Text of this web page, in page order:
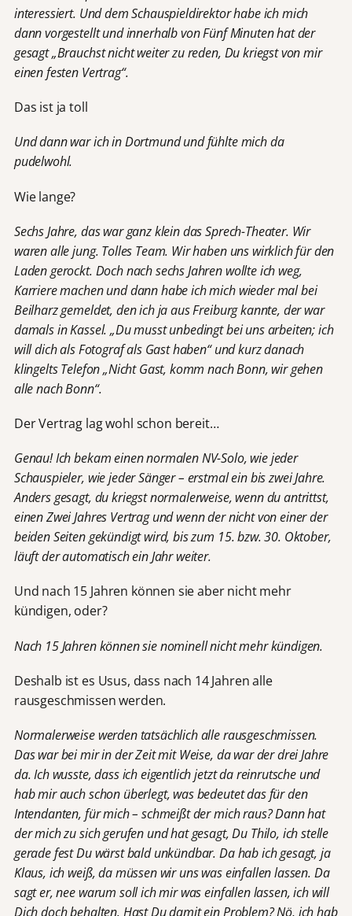
interessiert. Und dem Schauspieldirektor habe ich mich
dann vorgestellt und innerhalb von Fünf Minuten hat der
gesagt „Brauchst nicht weiter zu reden, Du kriegst von mir
einen festen Vertrag“.
Das ist ja toll
Und dann war ich in Dortmund und fühlte mich da
pudelwohl.
Wie lange?
Sechs Jahre, das war ganz klein das Sprech-Theater. Wir
waren alle jung. Tolles Team. Wir haben uns wirklich für den
Laden gerockt. Doch nach sechs Jahren wollte ich weg,
Karriere machen und dann habe ich mich wieder mal bei
Beilharz gemeldet, den ich ja aus Freiburg kannte, der war
damals in Kassel. „Du musst unbedingt bei uns arbeiten; ich
will dich als Fotograf als Gast haben“ und kurz danach
klingelts Telefon „Nicht Gast, komm nach Bonn, wir gehen
alle nach Bonn“.
Der Vertrag lag wohl schon bereit…
Genau! Ich bekam einen normalen NV-Solo, wie jeder
Schauspieler, wie jeder Sänger – erstmal ein bis zwei Jahre.
Anders gesagt, du kriegst normalerweise, wenn du antrittst,
einen Zwei Jahres Vertrag und wenn der nicht von einer der
beiden Seiten gekündigt wird, bis zum 15. bzw. 30. Oktober,
läuft der automatisch ein Jahr weiter.
Und nach 15 Jahren können sie aber nicht mehr
kündigen, oder?
Nach 15 Jahren können sie nominell nicht mehr kündigen.
Deshalb ist es Usus, dass nach 14 Jahren alle
rausgeschmissen werden.
Normalerweise werden tatsächlich alle rausgeschmissen.
Das war bei mir in der Zeit mit Weise, da war der drei Jahre
da. Ich wusste, dass ich eigentlich jetzt da reinrutsche und
hab mir auch schon überlegt, was bedeutet das für den
Intendanten, für mich – schmeißt der mich raus? Dann hat
der mich zu sich gerufen und hat gesagt, Du Thilo, ich stelle
gerade fest Du wärst bald unkündbar. Da hab ich gesagt, ja
Klaus, ich weiß, da müssen wir uns was einfallen lassen. Da
sagt er, nee warum soll ich mir was einfallen lassen, ich will
Dich doch behalten. Hast Du damit ein Problem? Nö, ich hab